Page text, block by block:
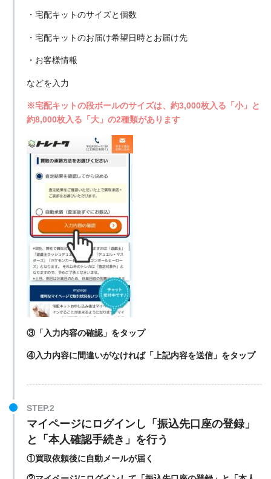
・宅配キットのサイズと個数
・宅配キットのお届け希望日時とお届け先
・お客様情報
などを入力
※宅配キットの段ボールのサイズは、約3,000枚入る「小」と
約8,000枚入る「大」の2種類があります
③「入力内容の確認」をタップ
④入力内容に間違いがなければ「上記内容を送信」をタップ
STEP.2
マイページにログインし「振込先口座の登録」
と「本人確認手続き」を行う
①買取依頼後に自動メールが届く